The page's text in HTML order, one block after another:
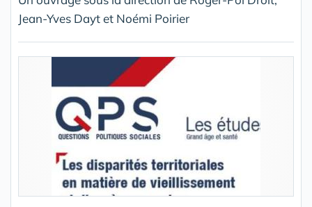
Jean-Yves Dayt et Noémi Poirier